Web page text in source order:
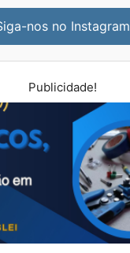
nos no Instagram
Publicidade!